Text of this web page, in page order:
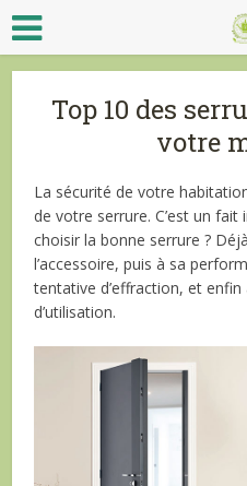
Top 10 des
votre
La sécurité de votre
de votre serrure. C’est un
choisir la bonne serrure ?
l’accessoire, puis à sa
tentative d’effraction, et
d’utilisation.